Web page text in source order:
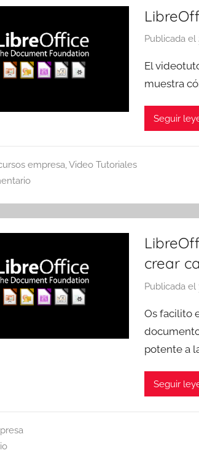
Publicada el
El
muestra
Seguir
empresa,Video Tutoriales
crear
Publicada el
Os facilito
potente a
Seguir